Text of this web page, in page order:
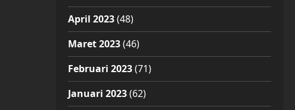
April 2023(48)
Maret 2023(46)
Februari 2023(71)
Januari 2023(62)